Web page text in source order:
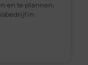
en te plannen.
in